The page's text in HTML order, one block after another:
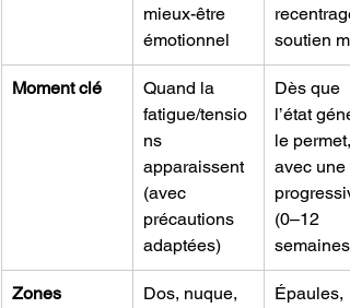
mieux-être
émotionnel
soutien
Moment clé
Quand la
fatigue/tensio
ns
apparaissent
(avec
précautions
adaptées)
Dès que
l’état
le permet,
avec une
(0–12
semaines)
Zones
Dos, nuque,
Épaules,